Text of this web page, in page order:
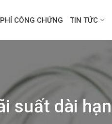
PHÍ CÔNG CHỨNG TIN TỨC
suất dài hạn